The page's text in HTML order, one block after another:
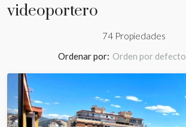
videoportero
74 Propiedades
Ordenar por: Orden por defecto